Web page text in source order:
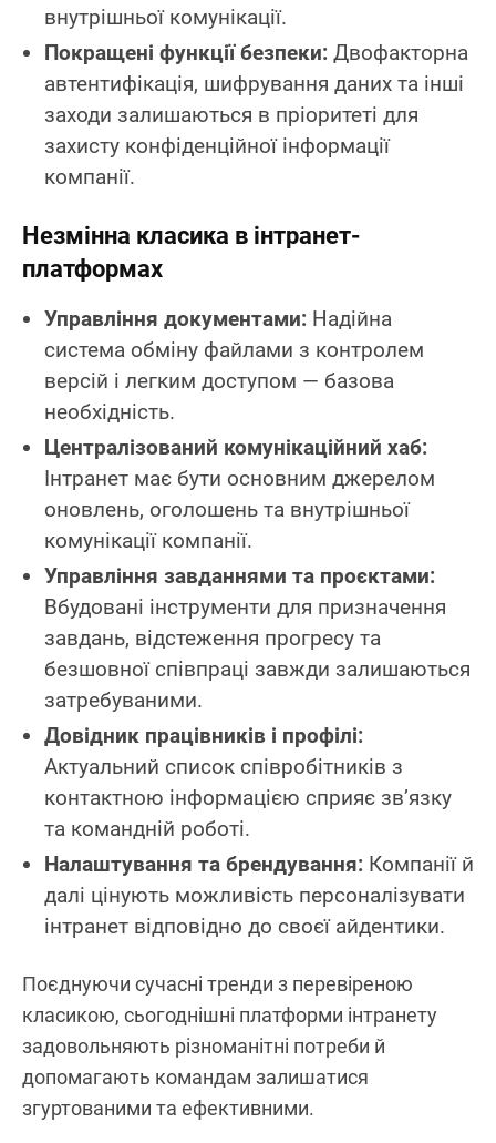
внутрішньої комунікації.
Покращені функції безпеки: Двофакторна
автентифікація, шифрування даних та інші
заходи залишаються в пріоритеті для
захисту конфіденційної інформації
компанії.
Незмінна класика в інтранет-
платформах
Управління документами: Надійна
система обміну файлами з контролем
версій і легким доступом — базова
необхідність.
Централізований комунікаційний хаб:
Інтранет має бути основним джерелом
оновлень, оголошень та внутрішньої
комунікації компанії.
Управління завданнями та проєктами:
Вбудовані інструменти для призначення
завдань, відстеження прогресу та
безшовної співпраці завжди залишаються
затребуваними.
Довідник працівників і профілі:
Актуальний список співробітників з
контактною інформацією сприяє зв’язку
та командній роботі.
Налаштування та брендування: Компанії й
далі цінують можливість персоналізувати
інтранет відповідно до своєї айдентики.
Поєднуючи сучасні тренди з перевіреною
класикою, сьогоднішні платформи інтранету
задовольняють різноманітні потреби й
допомагають командам залишатися
згуртованими та ефективними.